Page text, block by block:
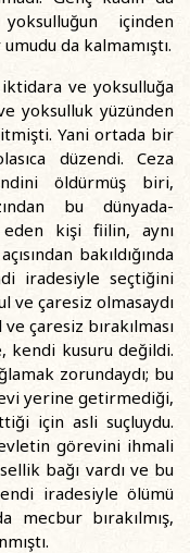
içinden
da kalmamıştı.
ve yoksulluğa
yoksulluk yüzünden
Yani ortada bir
düzendi. Ceza
öldürmüş biri,
bu dünyada-
eden kişi fiilin, aynı
bakıldığında
iradesiyle seçtiğini
ve çaresiz olmasaydı
çaresiz bırakılması
kendi kusuru değildi.
zorundaydı; bu
yerine getirmediği,
için asli suçluydu.
görevini ihmali
bağı vardı ve bu
iradesiyle ölümü
mecbur bırakılmış,